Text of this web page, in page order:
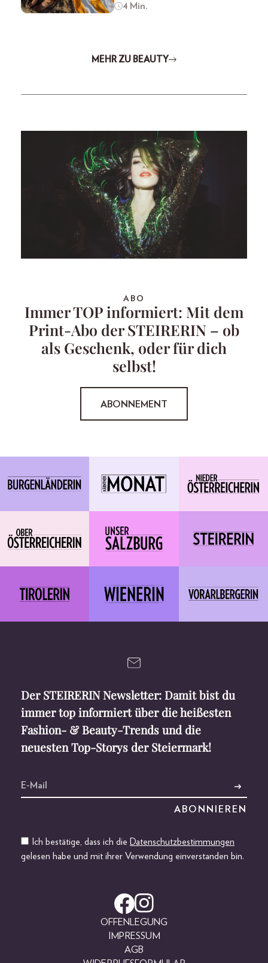
4 Min.
MEHR ZU BEAUTY
ABO
Immer TOP informiert: Mit dem
Print-Abo der STEIRERIN – ob
als Geschenk, oder für dich
selbst!
ABONNEMENT
Der STEIRERIN Newsletter: Damit bist du
immer top informiert über die heißesten
Fashion- & Beauty-Trends und die
neuesten Top-Storys der Steiermark!
Ich bestätige, dass ich die Datenschutzbestimmungen
gelesen habe und mit ihrer Verwendung einverstanden bin.
OFFENLEGUNG
IMPRESSUM
AGB